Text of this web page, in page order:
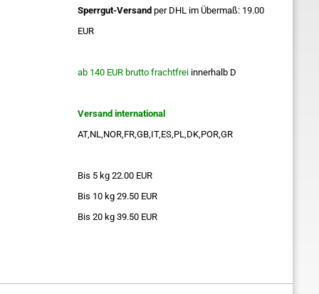
Sperrgut-Versand per DHL im Übermaß: 19.00
EUR
ab 140 EUR brutto frachtfrei innerhalb D
Versand international
AT,NL,NOR,FR,GB,IT,ES,PL,DK,POR,GR
Bis 5 kg 22.00 EUR
Bis 10 kg 29.50 EUR
Bis 20 kg 39.50 EUR